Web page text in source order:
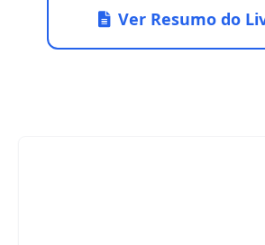
Ver Resumo do